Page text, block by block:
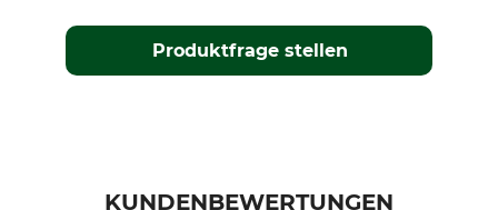
Produktfrage stellen
KUNDENBEWERTUNGEN